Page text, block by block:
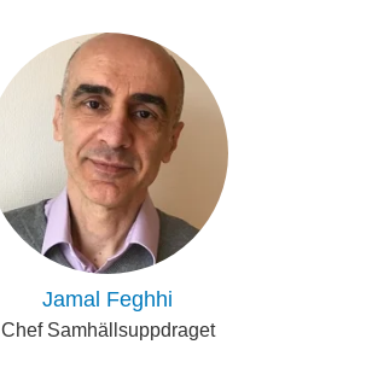
Jamal Feghhi
Chef Samhällsuppdraget